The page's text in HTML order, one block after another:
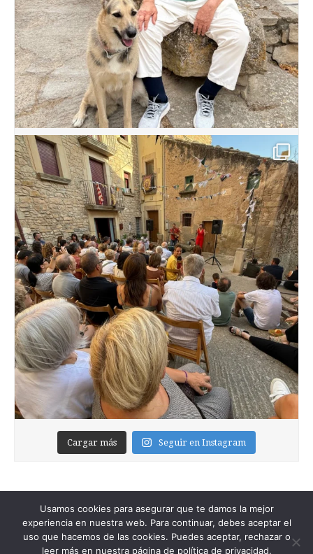
Cargar más Seguir en Instagram
Usamos cookies para asegurar que te damos la mejor
experiencia en nuestra web. Para continuar, debes aceptar el
uso que hacemos de las cookies. Puedes aceptar, rechazar o
leer más en nuestra página de política de privacidad.